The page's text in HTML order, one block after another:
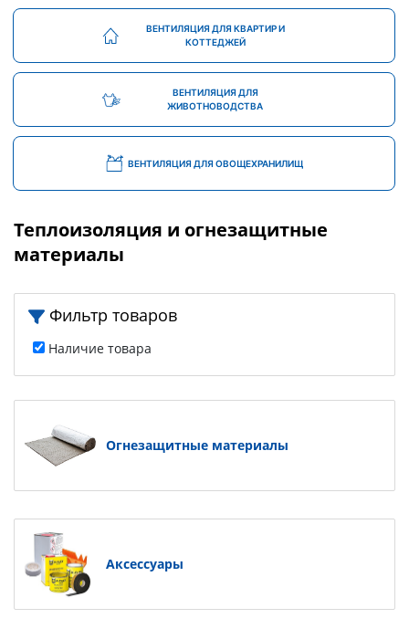
ВЕНТИЛЯЦИЯ ДЛЯ КВАРТИР И
КОТТЕДЖЕЙ
ВЕНТИЛЯЦИЯ ДЛЯ
ЖИВОТНОВОДСТВА
ВЕНТИЛЯЦИЯ ДЛЯ ОВОЩЕХРАНИЛИЩ
Теплоизоляция и огнезащитные
материалы
Фильтр товаров
Наличие товара
Огнезащитные материалы
Аксессуары